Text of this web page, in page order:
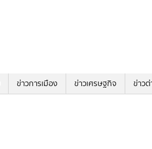
ข่าวการเมือง ข่าวเศรษฐกิจ ข่าว